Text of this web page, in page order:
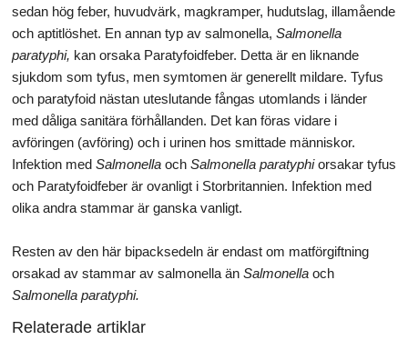
sedan hög feber, huvudvärk, magkramper, hudutslag, illamående
och aptitlöshet. En annan typ av salmonella, Salmonella
paratyphi, kan orsaka Paratyfoidfeber. Detta är en liknande
sjukdom som tyfus, men symtomen är generellt mildare. Tyfus
och paratyfoid nästan uteslutande fångas utomlands i länder
med dåliga sanitära förhållanden. Det kan föras vidare i
avföringen (avföring) och i urinen hos smittade människor.
Infektion med Salmonella och Salmonella paratyphiorsakar tyfus
och Paratyfoidfeber är ovanligt i Storbritannien. Infektion med
olika andra stammar är ganska vanligt.
Resten av den här bipacksedeln är endast om matförgiftning
orsakad av stammar av salmonella än Salmonella och
Salmonella paratyphi.
Relaterade artiklar